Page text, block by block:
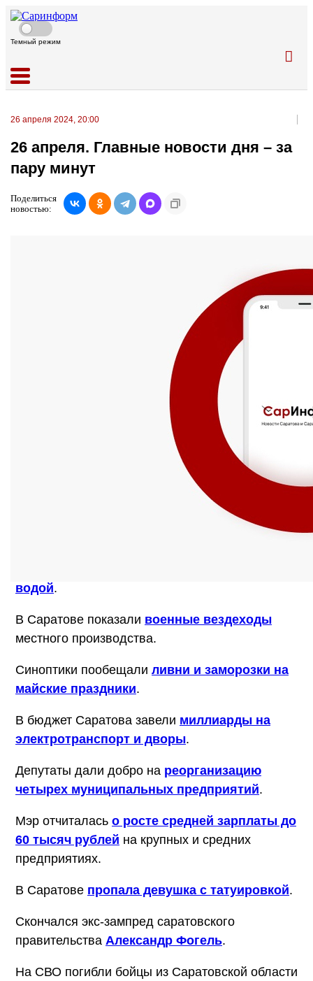
Темный режим
26 апреля 2024, 20:00
26 апреля. Главные новости дня – за
пару минут
Поделиться
новостью:
«СарИнформ» публикует дайджест самых
важных новостей за 26 апреля.
не стал менять ключевую ставку.
на Театральную площадь
водой.
В Саратове показали военные вездеходы
местного производства.
Синоптики пообещали ливни и заморозки на
майские праздники.
В бюджет Саратова завели миллиарды на
электротранспорт и дворы.
Депутаты дали добро на реорганизацию
четырех муниципальных предприятий.
Мэр отчиталась о росте средней зарплаты до
60 тысяч рублей на крупных и средних
предприятиях.
В Саратове пропала девушка с татуировкой.
Скончался экс-зампред саратовского
правительства Александр Фогель.
На СВО погибли бойцы из Саратовской области